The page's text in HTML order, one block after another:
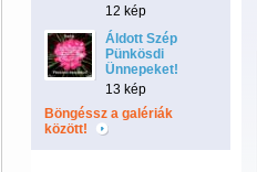
12 kép
Áldott Szép
Pünkösdi
Ünnepeket!
13 kép
Böngéssz a galériák
között!